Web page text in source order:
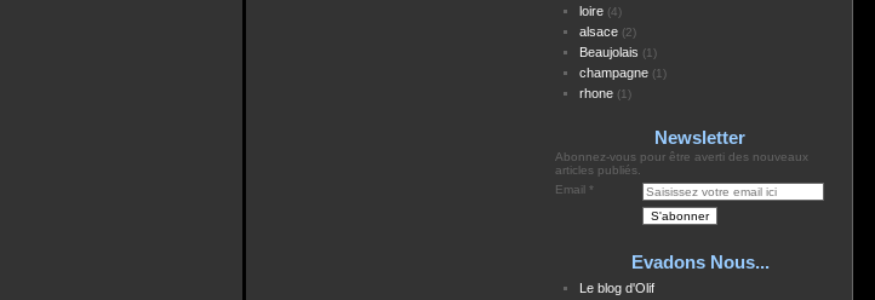
loire(4)
alsace(2)
Beaujolais (1)
champagne(1)
rhone(1)
Newsletter
Abonnez-vous pour être averti des nouveaux
articles publiés.
Email
Evadons Nous...
Le blog d'Olif